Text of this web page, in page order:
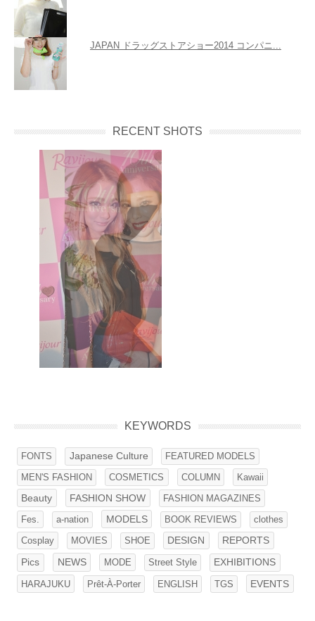
JAPAN ドラッグストアショー2014 コンパニ...
RECENT SHOTS
KEYWORDS
FONTS Japanese Culture
FEATURED MODELS
MEN'S FASHION
COSMETICS COLUMN
Kawaii
Beauty
FASHION SHOW FASHION MAGAZINES
Fes. a-nation MODELS BOOK REVIEWS clothes
Cosplay MOVIES SHOE DESIGN REPORTS
Pics NEWS MODE Street Style EXHIBITIONS
HARAJUKU Prêt-À-Porter ENGLISH TGS EVENTS